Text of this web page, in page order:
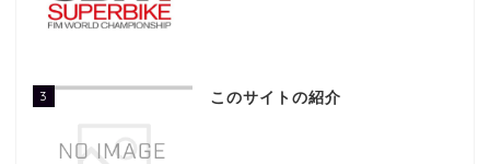
3 このサイトの紹介